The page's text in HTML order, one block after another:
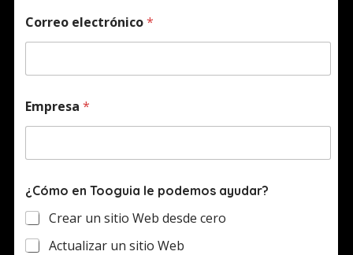
Correo electrónico*
Empresa *
¿Cómo en Tooguia le podemos ayudar?
Crear un sitio Web desde cero
Actualizar un sitio Web